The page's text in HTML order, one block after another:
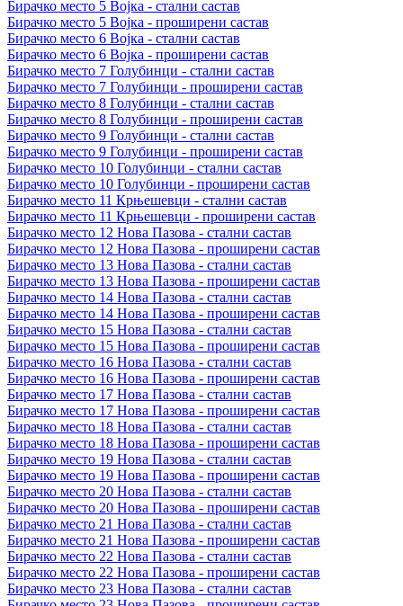
Бирачко место 5 Војка - стални састав
Бирачко место 5 Војка - проширени састав
Бирачко место 6 Војка - стални састав
Бирачко место 6 Војка - проширени састав
Бирачко место 7 Голубинци - стални састав
Бирачко место 7 Голубинци - проширени састав
Бирачко место 8 Голубинци - стални састав
Бирачко место 8 Голубинци - проширени састав
Бирачко место 9 Голубинци - стални састав
Бирачко место 9 Голубинци - проширени састав
Бирачко место 10 Голубинци - стални састав
Бирачко место 10 Голубинци - проширени састав
Бирачко место 11 Крњешевци - стални састав
Бирачко место 11 Крњешевци - проширени састав
Бирачко место 12 Нова Пазова - стални састав
Бирачко место 12 Нова Пазова - проширени састав
Бирачко место 13 Нова Пазова - стални састав
Бирачко место 13 Нова Пазова - проширени састав
Бирачко место 14 Нова Пазова - стални састав
Бирачко место 14 Нова Пазова - проширени састав
Бирачко место 15 Нова Пазова - стални састав
Бирачко место 15 Нова Пазова - проширени састав
Бирачко место 16 Нова Пазова - стални састав
Бирачко место 16 Нова Пазова - проширени састав
Бирачко место 17 Нова Пазова - стални састав
Бирачко место 17 Нова Пазова - проширени састав
Бирачко место 18 Нова Пазова - стални састав
Бирачко место 18 Нова Пазова - проширени састав
Бирачко место 19 Нова Пазова - стални састав
Бирачко место 19 Нова Пазова - проширени састав
Бирачко место 20 Нова Пазова - стални састав
Бирачко место 20 Нова Пазова - проширени састав
Бирачко место 21 Нова Пазова - стални састав
Бирачко место 21 Нова Пазова - проширени састав
Бирачко место 22 Нова Пазова - стални састав
Бирачко место 22 Нова Пазова - проширени састав
Бирачко место 23 Нова Пазова - стални састав